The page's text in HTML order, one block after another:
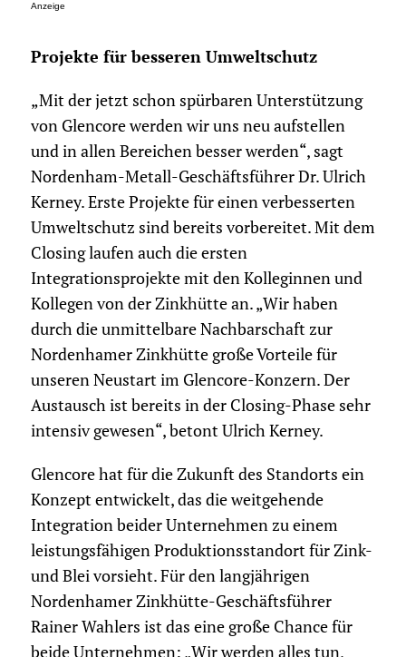
Anzeige
Projekte für besseren Umweltschutz
„Mit der jetzt schon spürbaren Unterstützung
von Glencore werden wir uns neu aufstellen
und in allen Bereichen besser werden“, sagt
Nordenham-Metall-Geschäftsführer Dr. Ulrich
Kerney. Erste Projekte für einen verbesserten
Umweltschutz sind bereits vorbereitet. Mit dem
Closing laufen auch die ersten
Integrationsprojekte mit den Kolleginnen und
Kollegen von der Zinkhütte an. „Wir haben
durch die unmittelbare Nachbarschaft zur
Nordenhamer Zinkhütte große Vorteile für
unseren Neustart im Glencore-Konzern. Der
Austausch ist bereits in der Closing-Phase sehr
intensiv gewesen“, betont Ulrich Kerney.
Glencore hat für die Zukunft des Standorts ein
Konzept entwickelt, das die weitgehende
Integration beider Unternehmen zu einem
leistungsfähigen Produktionsstandort für Zink-
und Blei vorsieht. Für den langjährigen
Nordenhamer Zinkhütte-Geschäftsführer
Rainer Wahlers ist das eine große Chance für
beide Unternehmen: „Wir werden alles tun,